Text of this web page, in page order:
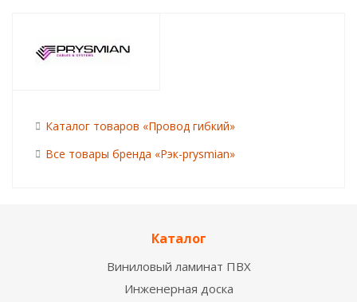
Каталог товаров «Провод гибкий»
Все товары бренда «Рэк-prysmian»
Каталог
Виниловый ламинат ПВХ
Инженерная доска